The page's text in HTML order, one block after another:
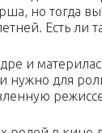
но тогда
Есть ли
и
нужно для